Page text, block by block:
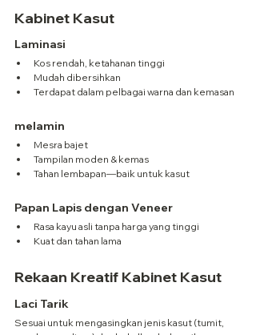
Kabinet Kasut
Laminasi
Kos rendah, ketahanan tinggi
Mudah dibersihkan
Terdapat dalam pelbagai warna dan kemasan
melamin
Mesra bajet
Tampilan moden & kemas
Tahan lembapan—baik untuk kasut
Papan Lapis dengan Veneer
Rasa kayu asli tanpa harga yang tinggi
Kuat dan tahan lama
Rekaan Kreatif Kabinet Kasut
Laci Tarik
Sesuai untuk mengasingkan jenis kasut (tumit,